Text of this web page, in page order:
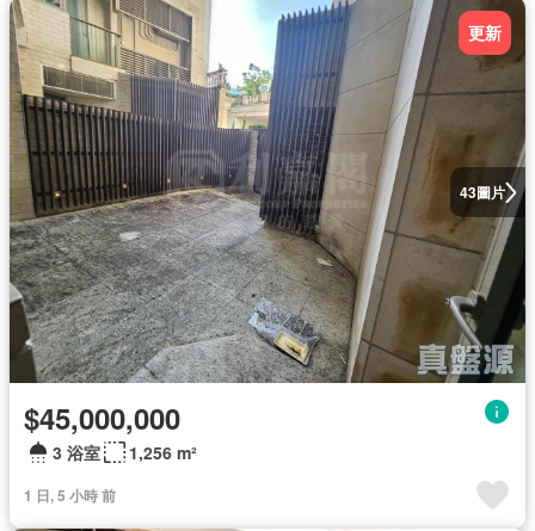
43圖片
更新
$45,000,000
3 浴室 1,256 m²
1 日, 5 小時 前